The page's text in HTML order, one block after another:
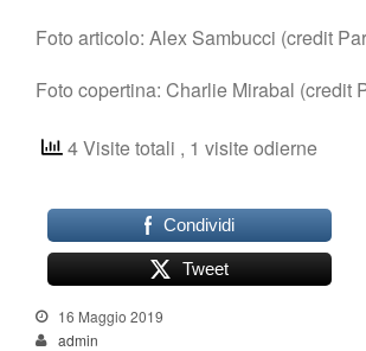
Foto articolo: Alex Sambucci (credit
Foto copertina: Charlie Mirabal (credit
4 Visite totali , 1 visite odierne
Condividi
Tweet
16 Maggio 2019
admin